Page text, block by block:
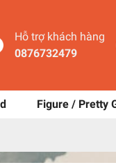
Hỗ trợ khách hàng
0876732479
Figure / Pretty